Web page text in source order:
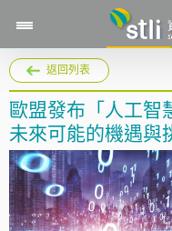
返回列表
歐盟發布「人工智
未來可能的機遇與